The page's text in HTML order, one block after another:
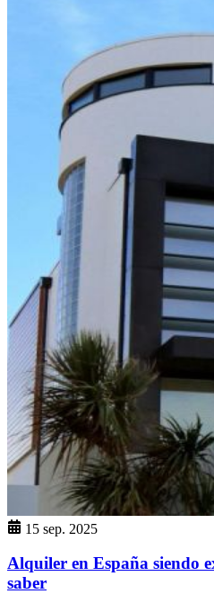
15 sep. 2025
Alquiler en España siendo
saber